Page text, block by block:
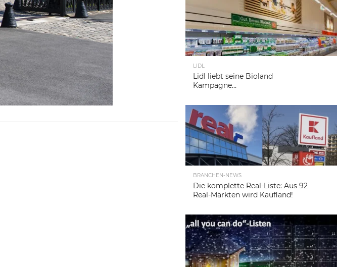
LIDL
Lidl liebt seine Bioland
Kampagne…
BRANCHEN-NEWS
Die komplette Real-Liste: Aus 92
Real-Märkten wird Kaufland!